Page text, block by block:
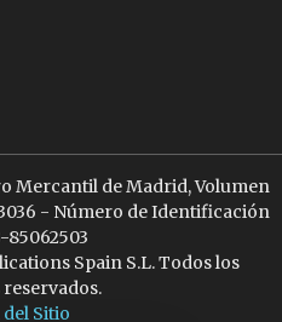
Mercantil de Madrid, Volumen
- Número de Identificación
85062503
Spain S.L. Todos los
Sitio